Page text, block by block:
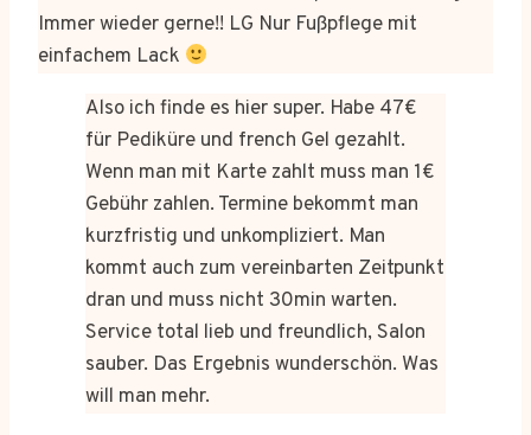
Immer wieder gerne!! LG Nur Fußpflege mit
einfachem Lack
Also ich finde es hier super. Habe 47€
für Pediküre und french Gel gezahlt.
Wenn man mit Karte zahlt muss man 1€
Gebühr zahlen. Termine bekommt man
kurzfristig und unkompliziert. Man
kommt auch zum vereinbarten Zeitpunkt
dran und muss nicht 30min warten.
Service total lieb und freundlich, Salon
sauber. Das Ergebnis wunderschön. Was
will man mehr.